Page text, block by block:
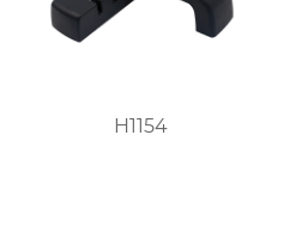
H1154